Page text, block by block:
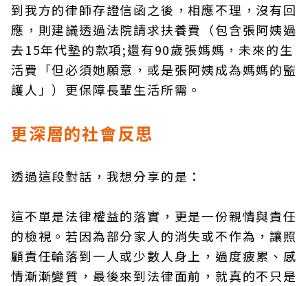
到我方的律師存證信函之後，相應不理，沒有回
應，則建議透過法院請求扶養費（包含張阿姨過
去15年代墊的款項;還有90歲張媽媽，未來的生
活費「但必須她願意，或是張阿姨成為媽媽的監
護人」）更保障長輩生活所需。
更深層的社會反思
透過這段對話，我想分享的是：
這不單是法律權益的落實，更是一份親情與責任
的檢視。若因為部分家人的消失或不作為，讓照
顧責任輪落到一人或少數人身上，過度疲累、感
情漸漸變質，最後來到法律面前，就真的不只是